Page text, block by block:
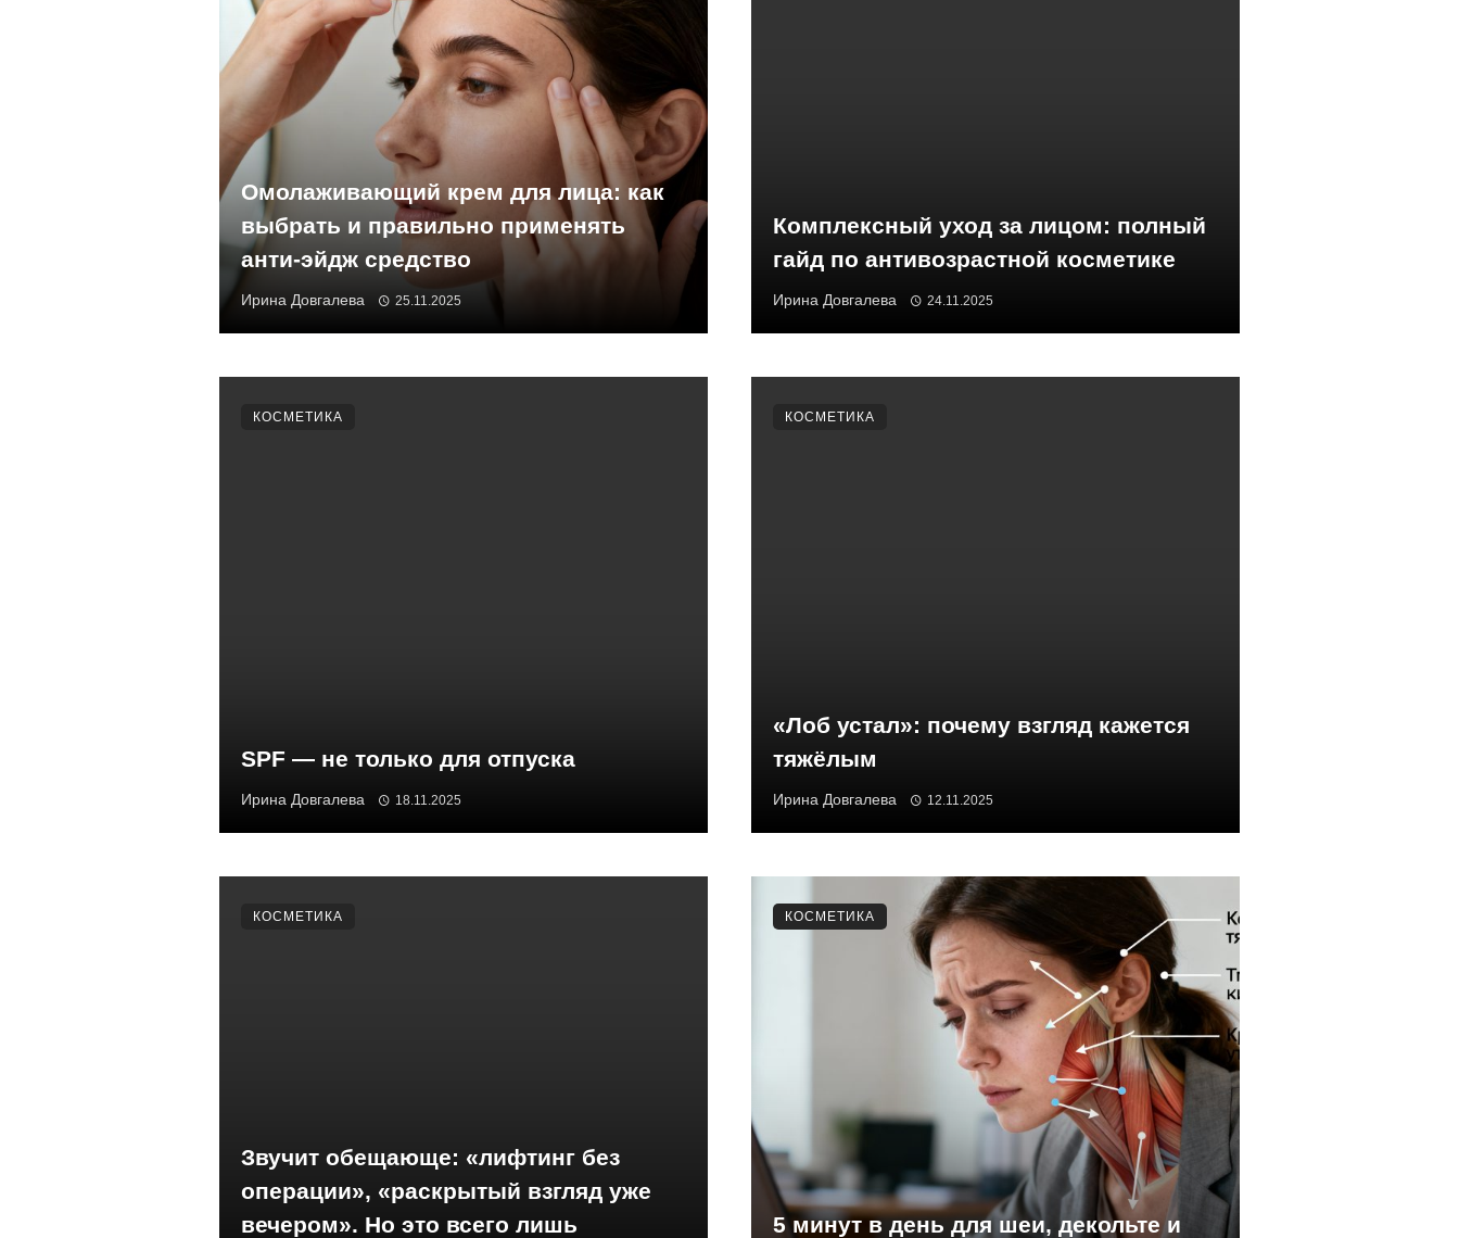
Омолаживающий крем для лица: как
выбрать и правильно применять
анти-эйдж средство
Ирина Довгалева 25.11.2025
Комплексный уход за лицом: полный
гайд по антивозрастной косметике
Ирина Довгалева 24.11.2025
SPF — не только для отпуска
Ирина Довгалева 18.11.2025
КОСМЕТИКА
«Лоб устал»: почему взгляд кажется
тяжёлым
Ирина Довгалева 12.11.2025
КОСМЕТИКА
Звучит обещающе: «лифтинг без
операции», «раскрытый взгляд уже
вечером». Но это всего лишь
КОСМЕТИКА
5 минут в день для шеи, декольте и
КОСМЕТИКА